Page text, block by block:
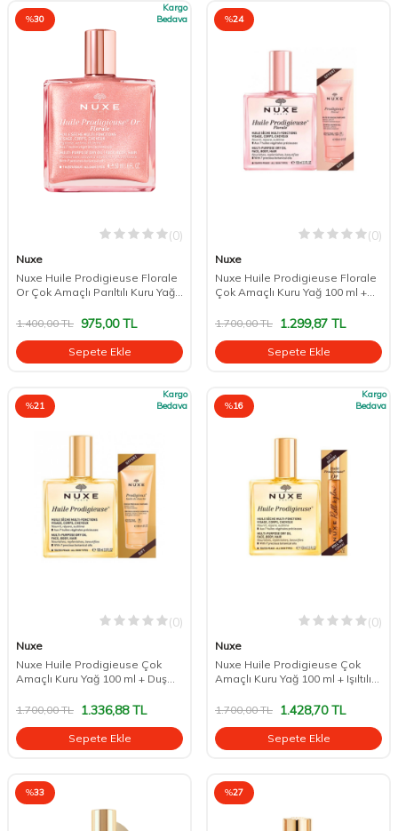
%30
Kargo
Bedava
(0)
Nuxe
Nuxe Huile Prodigieuse Florale
Or Çok Amaçlı Parıltılı Kuru Yağ
1.400,00TL 975,00TL
Sepete Ekle
%24
(0)
Nuxe
Nuxe Huile Prodigieuse Florale
Çok Amaçlı Kuru Yağ 100 ml +
1.700,00TL 1.299,87 TL
Sepete Ekle
%21
Kargo
Bedava
(0)
Nuxe
Nuxe Huile Prodigieuse Çok
Amaçlı Kuru Yağ 100 ml + Duş
1.700,00TL 1.336,88TL
Sepete Ekle
%16
Kargo
Bedava
(0)
Nuxe
Nuxe Huile Prodigieuse Çok
Amaçlı Kuru Yağ 100 ml + Işıltılı
1.700,00TL 1.428,70TL
Sepete Ekle
%33 %27